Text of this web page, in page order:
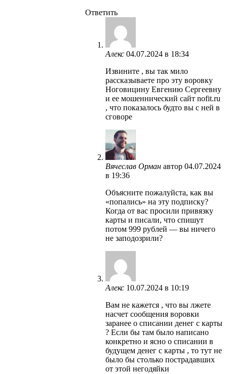
Ответить
Алекс 04.07.2024 в 18:34
Извините , вы так мило
рассказываете про эту воровку
Ноговицину Евгению Сергеевну
и ее мошеннический сайт nofit.ru
, что показалось будто вы с ней в
сговоре
Вячеслав Орман автор 04.07.2024
в 19:36
Объясните пожалуйста, как вы
«попались» на эту подписку?
Когда от вас просили привязку
карты и писали, что спишут
потом 999 рублей — вы ничего
не заподозрили?
Алекс 10.07.2024 в 10:19
Вам не кажется , что вы лжете
насчет сообщения воровки
заранее о списании денег с карты
? Если бы там было написано
конкретно и ясно о списании в
будущем денег с карты , то тут не
было бы столько пострадавших
от этой негодяйки